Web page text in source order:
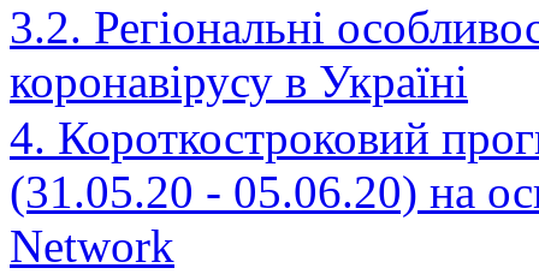
3.2. Регіональні
коронавірусу в Україні
4. Короткостроковий
(31.05.20 - 05.06.20) на
Network